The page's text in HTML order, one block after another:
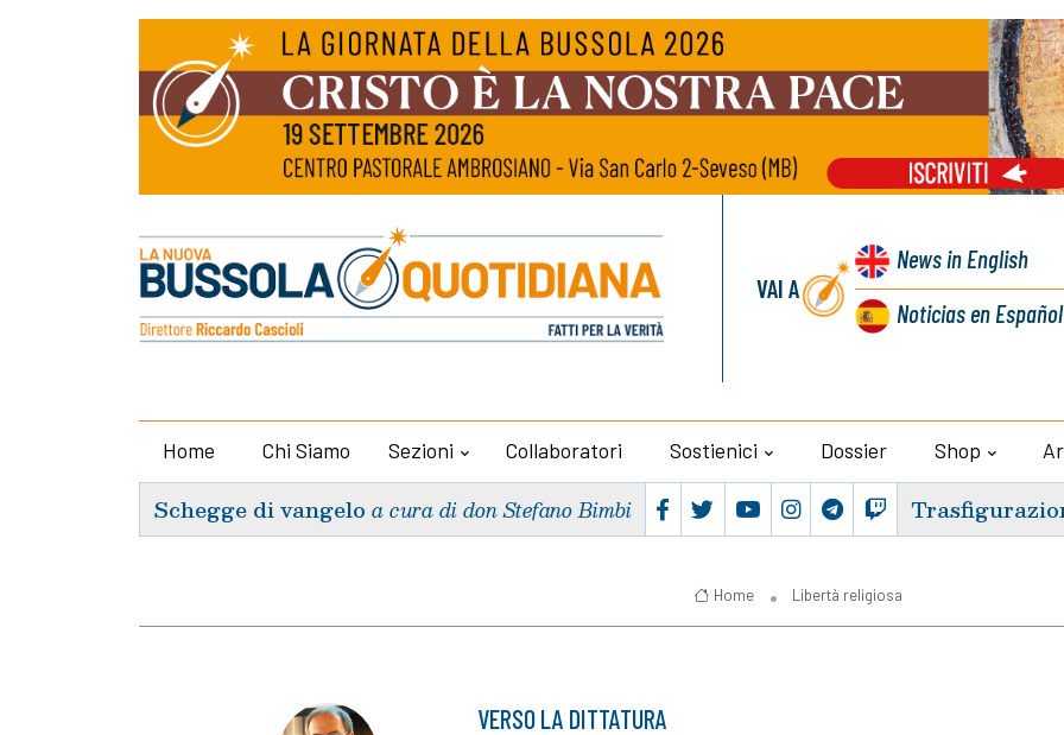
VAI A
Newsin English
Noticiasen Español
Home Chi Siamo Sezioni Collaboratori Sostienici Dossier Shop
Schegge di vangelo a cura di don Stefano Bimbi
Home Libertà religiosa
VERSO LA DITTATURA